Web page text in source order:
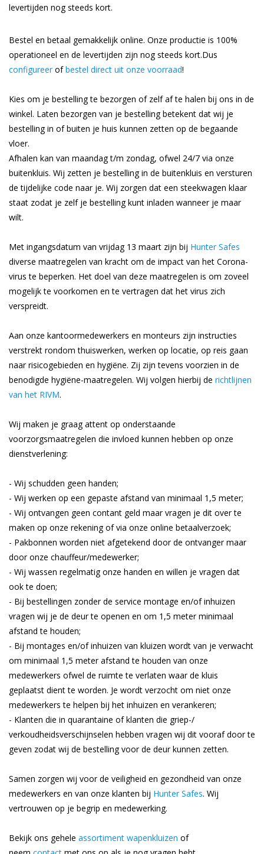
levertijden nog steeds kort.
Bestel en betaal gemakkelijk online. Onze productie is 100%
operationeel en de levertijden zijn nog steeds kort.Dus
configureerofbestel direct uit onze voorraad!
Kies om je bestelling te bezorgen of zelf af te halen bij ons in de
winkel. Laten bezorgen van je bestelling betekent dat wij je
bestelling in of buiten je huis kunnen zetten op de begaande
vloer.
Afhalen kan van maandag t/m zondag, ofwel 24/7 via onze
buitenkluis. Wij zetten je bestelling in de buitenkluis en versturen
de tijdelijke code naar je. Wij zorgen dat een steekwagen klaar
staat zodat je zelf je bestelling kunt inladen wanneer je maar
wilt.
Met ingangsdatum van vrijdag 13 maart zijn bij Hunter Safes
diverse maatregelen van kracht om de impact van het Corona-
virus te beperken. Het doel van deze maatregelen is om zoveel
mogelijk te voorkomen en te vertragen dat het virus zich
verspreidt.
Aan onze kantoormedewerkers en monteurs zijn instructies
verstrekt rondom thuiswerken, werken op locatie, op reis gaan
naar risicogebieden en hygiëne. Zij zijn tevens voorzien in de
benodigde hygiëne-maatregelen. Wij volgen hierbij de richtlijnen
van het RIVM.
Wij maken je graag attent op onderstaande
voorzorgsmaatregelen die invloed kunnen hebben op onze
dienstverlening:
- Wij schudden geen handen;
- Wij werken op een gepaste afstand van minimaal 1,5 meter;
- Wij ontvangen geen contant geld maar vragen je dit over te
maken op onze rekening of via onze online betaalverzoek;
- Pakbonnen worden niet afgetekend door de ontvanger maar
door onze chauffeur/medewerker;
- Wij wassen regelmatig onze handen en willen je vragen dat
ook te doen;
- Bij bestellingen zonder de service montage en/of inhuizen
vragen wij je de deur te openen en om 1,5 meter minimaal
afstand te houden;
- Bij montages en/of inhuizen van kluizen wordt van je verwacht
om minimaal 1,5 meter afstand te houden van onze
medewerkers ofwel de ruimte te verlaten waar de kluis
geplaatst dient te worden. Je wordt verzocht om niet onze
medewerkers te helpen bij het inhuizen en verankeren;
- Klanten die in quarantaine of klanten die griep-/
verkoudheidsverschijnselen hebben vragen wij dit vooraf door te
geven zodat wij de bestelling voor de deur kunnen zetten.
Samen zorgen wij voor de veiligheid en gezondheid van onze
medewerkers en van onze klanten bij Hunter Safes. Wij
vertrouwen op je begrip en medewerking.
Bekijk ons gehele assortiment wapenkluizen of